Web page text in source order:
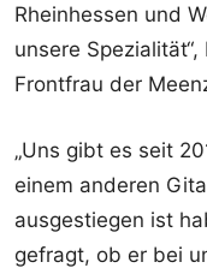
Rheinhessen und
unsere
Frontfrau der
„Uns gibt es seit
einem anderen
ausgestiegen ist
gefragt, ob er bei